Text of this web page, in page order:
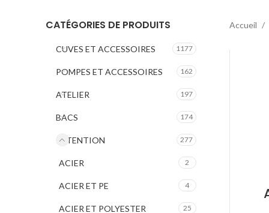
CATÉGORIES DE PRODUITS
CUVES ET ACCESSOIRES 1177
POMPES ET ACCESSOIRES 162
ATELIER 197
BACS 174
RETENTION 277
ACIER 2
ACIER ET PE 4
ACIER ET POLYESTER 25
Accueil